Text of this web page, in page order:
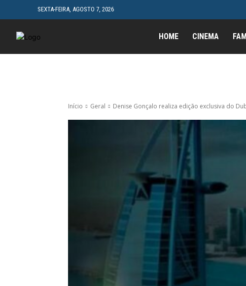
SEXTA-FEIRA, AGOSTO 7, 2026
HOME CINEMA
Início Geral Denise Gonçalo realiza edição exclusiva do